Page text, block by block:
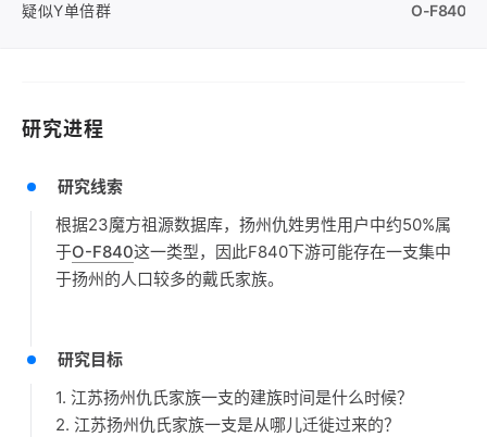
疑似Y单倍群 O-F840
研究进程
研究线索
根据23魔方祖源数据库，扬州仇姓男性用户中约50%属
于O-F840这一类型，因此F840下游可能存在一支集中
于扬州的人口较多的戴氏家族。
研究目标
1. 江苏扬州仇氏家族一支的建族时间是什么时候？
2. 江苏扬州仇氏家族一支是从哪儿迁徙过来的？